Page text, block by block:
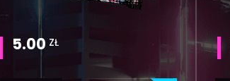
5.00 ZŁ